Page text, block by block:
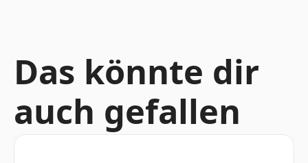
Das könnte dir
auch gefallen